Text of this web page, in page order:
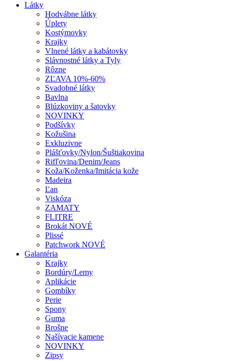
Látky
Hodvábne látky
Úplety
Kostýmovky
Krajky
Vlnené látky a kabátovky
Slávnostné látky a Tyly
Rôzne
ZĽAVA 10%-60%
Svadobné látky
Bavlna
Blúzkoviny a šatovky
NOVINKY
Podšívky
Kožušina
Exkluzivne
Plášťovky/Nylon/Šuštiakovina
Rifľovina/Denim/Jeans
Koža/Koženka/Imitácia kože
Madeira
Ľan
Viskóza
ZAMATY
FLITRE
Brokát NOVÉ
Plissé
Patchwork NOVÉ
Galantéria
Krajky
Bordúry/Lemy
Aplikácie
Gombíky
Perie
Spony
Guma
Brošne
Našívacie kamene
NOVINKY
Zipsy